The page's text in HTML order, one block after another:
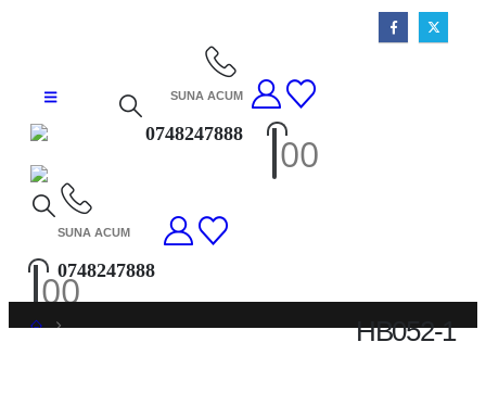
SUNA ACUM
0748247888 00
SUNA ACUM
0748247888
00
HB052-1